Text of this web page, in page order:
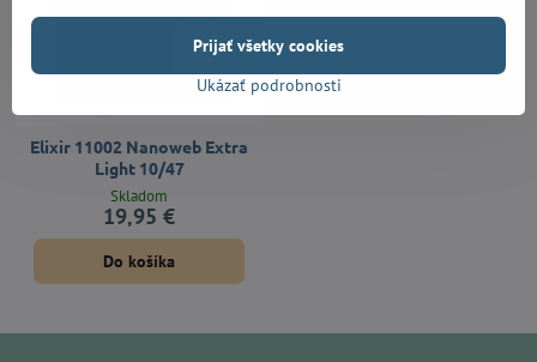
Elixir 11002 Nanoweb Extra
Light 10/47
Skladom
19,95 €
Do košíka
Ukázať podrobnosti
Prijať všetky cookies